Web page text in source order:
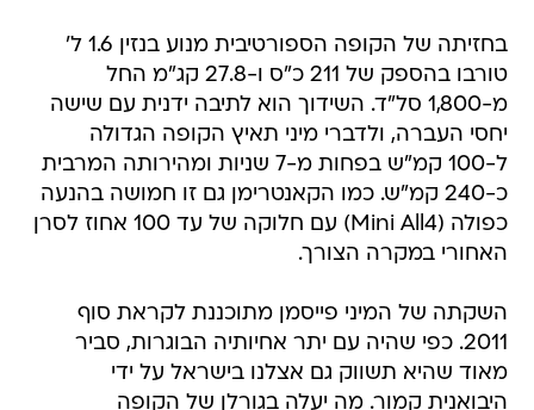
בחזיתה של הקופה הספורטיבית מנוע בנזין 1.6 ל'
טורבו בהספק של 211 כ"ס ו-27.8 קג"מ החל
מ-1,800 סל"ד. השידוך הוא לתיבה ידנית עם שישה
יחסי העברה, ולדברי מיני תאיץ הקופה הגדולה
ל-100 קמ"ש בפחות מ-7 שניות ומהירותה המרבית
כ-240 קמ"ש. כמו הקאנטרימן גם זו חמושה בהנעה
כפולה (Mini All4) עם חלוקה של עד 100 אחוז לסרן
האחורי במקרה הצורך.
השקתה של המיני פייסמן מתוכננת לקראת סוף
2011. כפי שהיה עם יתר אחיותיה הבוגרות, סביר
מאוד שהיא תשווק גם אצלנו בישראל על ידי
היבואנית קמור. מה יעלה בגורלן של הקופה